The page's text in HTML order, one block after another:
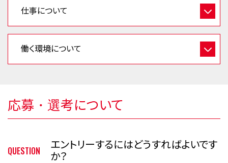
仕事について
働く環境について
応募・選考について
QUESTION
エントリーするにはどうすればよいです
か？